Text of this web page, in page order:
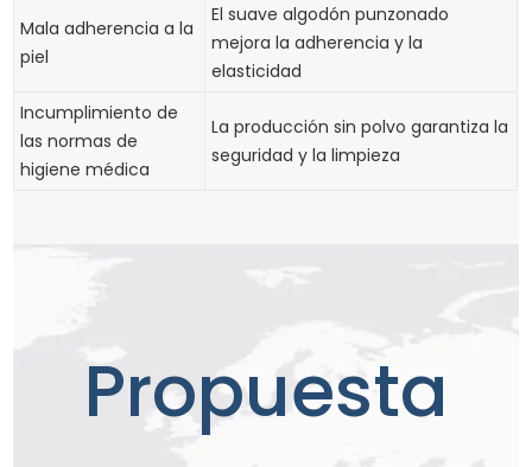
Mala adherencia a la
piel
El suave algodón punzonado
mejora la adherencia y la
elasticidad
Incumplimiento de
las normas de
higiene médica
La producción sin polvo garantiza la
seguridad y la limpieza
Propuesta